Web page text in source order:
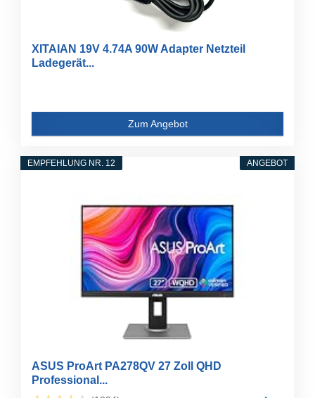
XITAIAN 19V 4.74A 90W Adapter Netzteil
Ladegerät...
Zum Angebot
ANGEBOT
EMPFEHLUNG NR. 12
ASUS ProArt PA278QV 27 Zoll QHD
Professional...